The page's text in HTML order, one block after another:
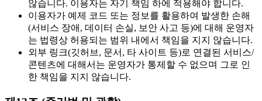
않습니다. 이용자는 자기 책임 하에 적용해야 합니다.
이용자가 예제 코드 또는 정보를 활용하여 발생한 손해
(서비스 장애, 데이터 손실, 보안 사고 등)에 대해 운영자
는 법령상 허용되는 범위 내에서 책임을 지지 않습니다.
외부 링크(깃허브, 문서, 타 사이트 등)로 연결된 서비스/
콘텐츠에 대해서는 운영자가 통제할 수 없으며 그로 인
한 책임을 지지 않습니다.